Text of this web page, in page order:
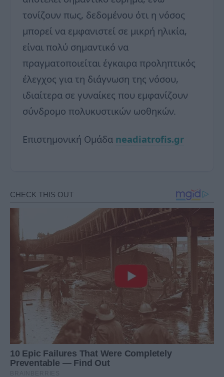
τονίζουν πως, δεδομένου ότι η νόσος
μπορεί να εμφανιστεί σε μικρή ηλικία,
είναι πολύ σημαντικό να
πραγματοποιείται έγκαιρα προληπτικός
έλεγχος για τη διάγνωση της νόσου,
ιδιαίτερα σε γυναίκες που εμφανίζουν
σύνδρομο πολυκυστικών ωοθηκών.
Επιστημονική Ομάδα neadiatrofis.gr